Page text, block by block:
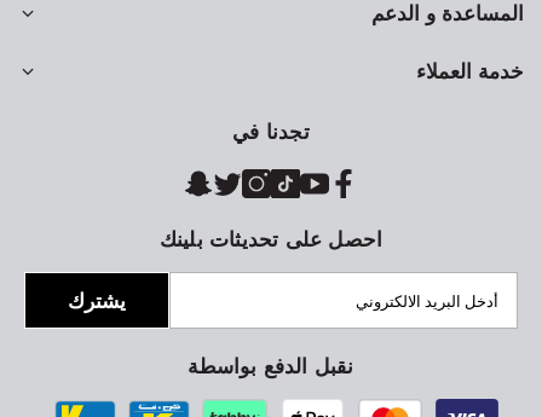
المساعدة و الدعم
خدمة العملاء
تجدنا في
احصل على تحديثات بلينك
يشترك
نقبل الدفع بواسطة